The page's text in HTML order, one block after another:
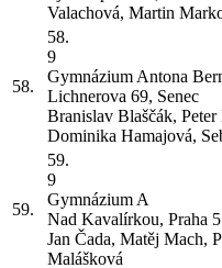
Valachová, Martin
58.
58.
9
Gymnázium Antona
Lichnerova 69, Senec
Branislav Blaščák,
Dominika Hamajová,
59.
59.
9
Gymnázium A
Nad Kavalírkou, Praha 5
Jan Čada, Matěj Mach,
Malášková